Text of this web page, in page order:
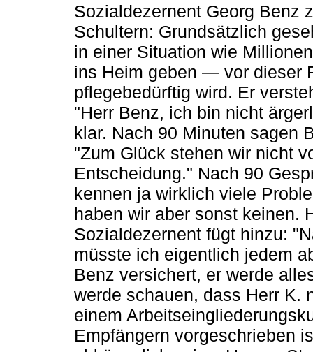
Sozialdezernent Georg Benz
Schultern: Grundsätzlich
in einer Situation wie
ins Heim geben — vor dieser
pflegebedürftig wird. Er
"Herr Benz, ich bin nicht
klar. Nach 90 Minuten sagen
"Zum Glück stehen wir nicht
Entscheidung." Nach 90
kennen ja wirklich viele
haben wir aber sonst keinen.
Sozialdezernent fügt hinzu:
müsste ich eigentlich jedem
Benz versichert, er werde
werde schauen, dass Herr K.
einem
Empfängern vorgeschrieben